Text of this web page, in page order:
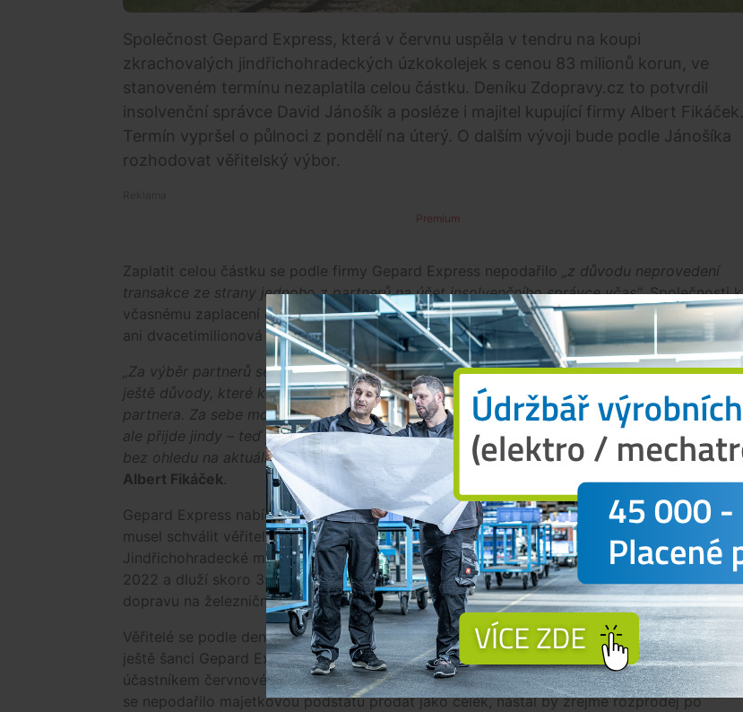
Společnost Gepard Express, která v červnu uspěla v tendru na koupi
zkrachovalých jindřichohradeckých úzkokolejek s cenou 83 milionů korun, ve
stanoveném termínu nezaplatila celou částku. Deníku Zdopravy.cz to potvrdil
insolvenční správce David Jánošík a posléze i majitel kupující firmy Albert Fikáček.
Termín vypršel o půlnoci z pondělí na úterý. O dalším vývoji bude podle Jánošíka
rozhodovat věřitelský výbor.
Premium
Zaplatit celou částku se podle firmy Gepard Express nepodařilo
„z důvodu neprovedení
transakce ze strany jednoho z partnerů na účet insolvenčního správce včas". Společnosti k
včasnému zaplacení celé částky nepomohl ani prodej autobusové dopravy firmě RegioJet,
ani dvacetimilionová půjčka od města Jindřichův Hradec, podotkl serverZdopravy.cz.
„Za výběr partnerů se cítím jako předseda představenstva osobně odpovědný. Neznám
ještě důvody, které k tomu vedly, jedná se jinak o velice spolehlivého a solventního
partnera. Za sebe mohu říct, že slib a závazek k obcím i veřejnosti beru vážně. Čas na lítost
ale přijde jindy – teď je důležité dokončit práci a ukázat, že úzkokolejka má budoucnost i
bez ohledu na aktuální situaci a na to, jestli budeme majitelem,"uvedl majitel kupující firmy
Albert Fikáček.
Gepard Express nabídl za koupi jindřichohradecké úzkokolejky 83 milionů korun. Prodej
musel schválit věřitelský výbor, jelikož soud na vlastníka, kterým byla společnost
Jindřichohradecké místní dráhy (JHMD), vyhlásil konkurz. Podnik je v úpadku od podzimu
2022 a dluží skoro 350 milionů korun. Gepard Express už v minulosti projevil zájem
dopravu na železniční úzkokolejce provozovat.
Věřitelé se podle deníku Zdopravy.cz budou nyní nejspíš rozhodovat mezi třemi scénáři: dát
ještě šanci Gepard Expressu částku doplatit, dát šanci firmě Fexlin, která byla druhým
účastníkem červnové licitace o majetek JHMD, nebo výběrové řízení zcela zrušit. Pokud by
se nepodařilo majetkovou podstatu prodat jako celek, nastal by zřejmě rozprodej po